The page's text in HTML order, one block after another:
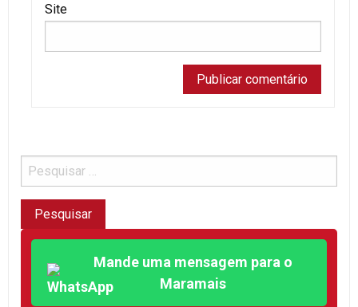
Site
Mande uma mensagem para o
Maramais